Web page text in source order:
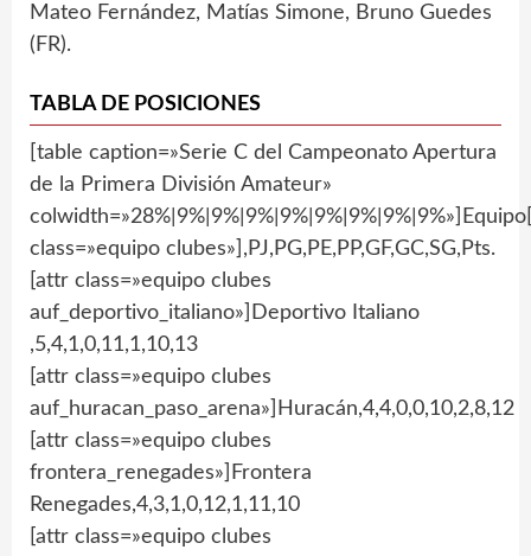
Mateo Fernández, Matías Simone, Bruno Guedes
(FR).
TABLA DE POSICIONES
[table caption=»Serie C del Campeonato Apertura
de la Primera División Amateur»
class=»equipo clubes»],PJ,PG,PE,PP,GF,GC,SG,Pts.
[attr class=»equipo clubes
auf_deportivo_italiano»]Deportivo Italiano
,5,4,1,0,11,1,10,13
[attr class=»equipo clubes
auf_huracan_paso_arena»]Huracán,4,4,0,0,10,2,8,12
[attr class=»equipo clubes
frontera_renegades»]Frontera
Renegades,4,3,1,0,12,1,11,10
[attr class=»equipo clubes